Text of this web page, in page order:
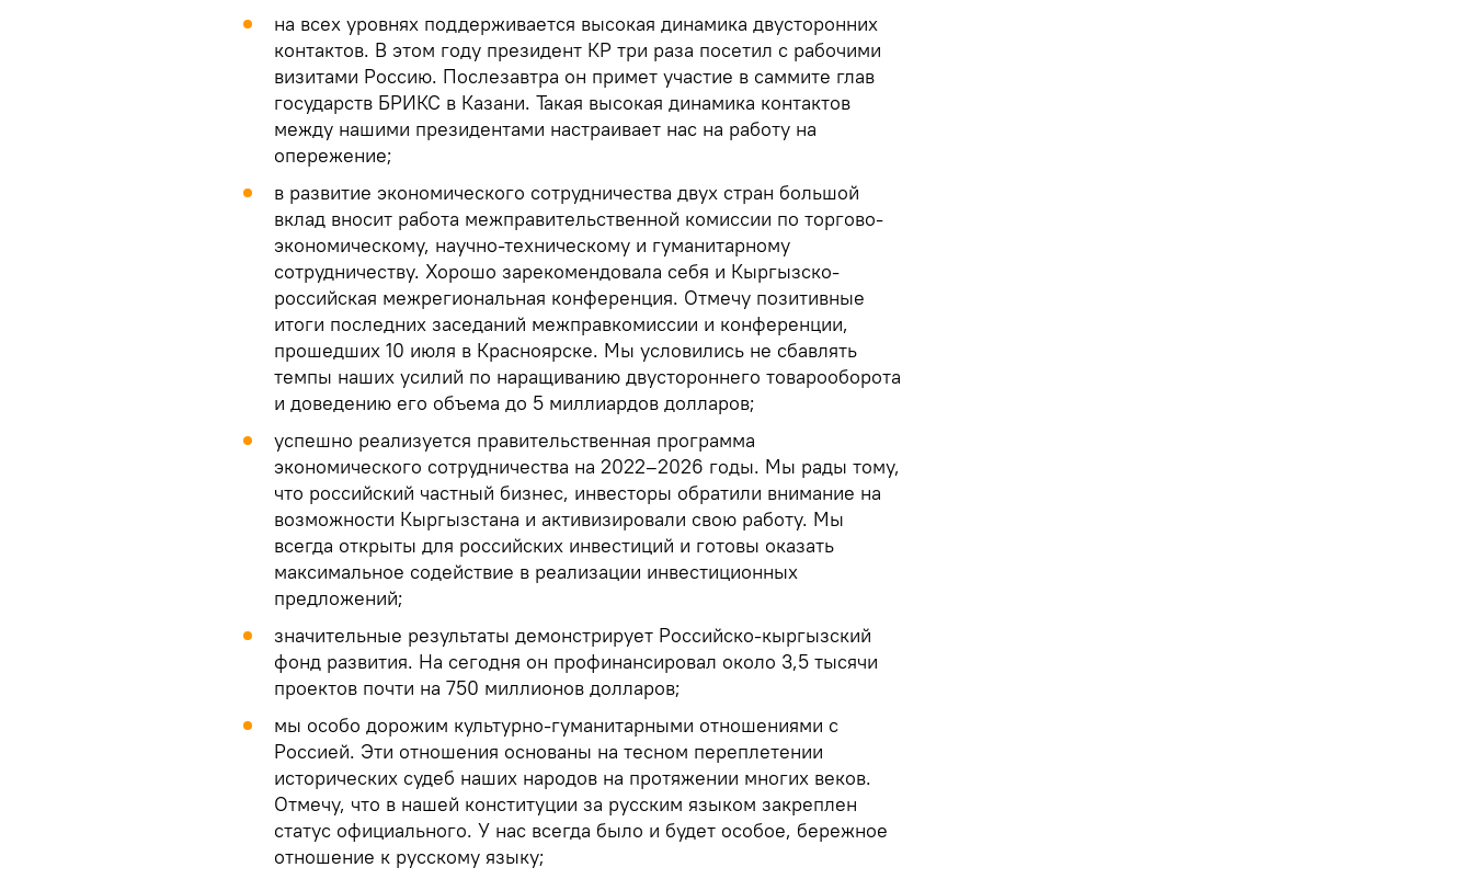
на всех уровнях поддерживается высокая динамика двусторонних
контактов. В этом году президент КР три раза посетил с рабочими
визитами Россию. Послезавтра он примет участие в саммите глав
государств БРИКС в Казани. Такая высокая динамика контактов
между нашими президентами настраивает нас на работу на
опережение;
в развитие экономического сотрудничества двух стран большой
вклад вносит работа межправительственной комиссии по торгово-
экономическому, научно-техническому и гуманитарному
сотрудничеству. Хорошо зарекомендовала себя и Кыргызско-
российская межрегиональная конференция. Отмечу позитивные
итоги последних заседаний межправкомиссии и конференции,
прошедших 10 июля в Красноярске. Мы условились не сбавлять
темпы наших усилий по наращиванию двустороннего товарооборота
и доведению его объема до 5 миллиардов долларов;
успешно реализуется правительственная программа
экономического сотрудничества на 2022–2026 годы. Мы рады тому,
что российский частный бизнес, инвесторы обратили внимание на
возможности Кыргызстана и активизировали свою работу. Мы
всегда открыты для российских инвестиций и готовы оказать
максимальное содействие в реализации инвестиционных
предложений;
значительные результаты демонстрирует Российско-кыргызский
фонд развития. На сегодня он профинансировал около 3,5 тысячи
проектов почти на 750 миллионов долларов;
мы особо дорожим культурно-гуманитарными отношениями с
Россией. Эти отношения основаны на тесном переплетении
исторических судеб наших народов на протяжении многих веков.
Отмечу, что в нашей конституции за русским языком закреплен
статус официального. У нас всегда было и будет особое, бережное
отношение к русскому языку;